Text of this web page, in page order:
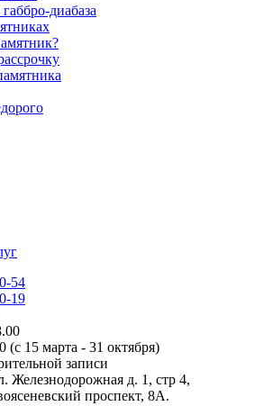
диабаза
54
19
(с 15 марта - 31 октября)
записи
Железнодорожная д. 1, стр 4,
проспект, 8А.